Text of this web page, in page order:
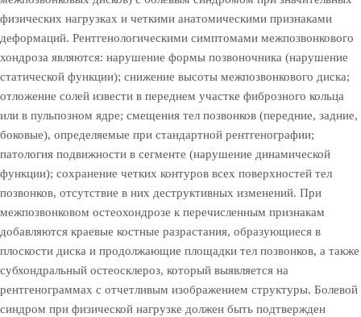
физических нагрузках и четкими анатомическими признаками
деформаций. Рентгенологическими симптомами межпозвонкового
хондроза являются: нарушение формы позвоночника (нарушение
статической функции); снижение высоты межпозвонкового диска;
отложение солей извести в переднем участке фиброзного кольца
или в пульпозном ядре; смещения тел позвонков (передние, задние,
боковые), определяемые при стандартной рентгенографии;
патология подвижности в сегменте (нарушение динамической
функции); сохранение четких контуров всех поверхностей тел
позвонков, отсутствие в них деструктивных изменений. При
межпозвонковом остеохондрозе к перечисленным признакам
добавляются краевые костные разрастания, образующиеся в
плоскости диска и продолжающие площадки тел позвонков, а также
субхондральный остеосклероз, который выявляется на
рентгенограммах с отчетливым изображением структуры. Болевой
синдром при физической нагрузке должен быть подтвержден